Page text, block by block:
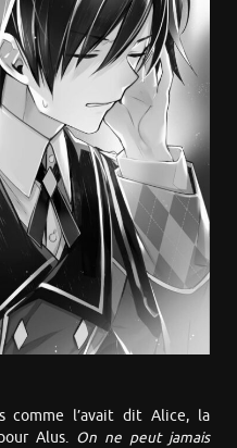
comme l’avait dit Alice, la
Alus. On ne peut jamais